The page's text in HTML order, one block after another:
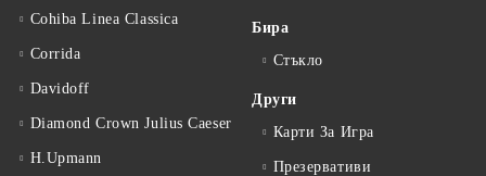
Cohiba Linea Classica
Corrida
Davidoff
Diamond Crown Julius Caeser
H.Upmann
Бира
Стъкло
Други
Карти За Игра
Презервативи